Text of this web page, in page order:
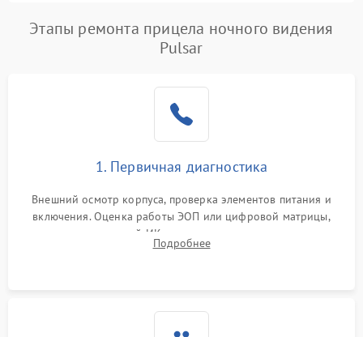
Этапы ремонта прицела ночного видения
Pulsar
1. Первичная диагностика
Внешний осмотр корпуса, проверка элементов питания и
включения. Оценка работы ЭОП или цифровой матрицы,
проверка встроенной ИК-подсветки и механизма выверки
прицельной сетки. Выявление видимых дефектов оптики и
Подробнее